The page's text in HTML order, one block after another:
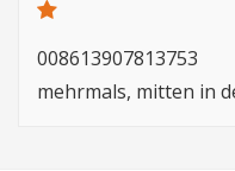
008613907813753
mehrmals, mitten in